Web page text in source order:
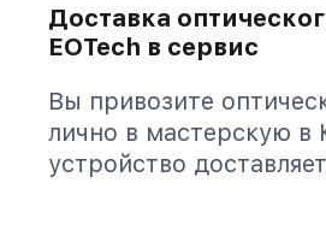
Доставка
EOTech в сервис
Вы привозите
лично в мастерскую в
устройство